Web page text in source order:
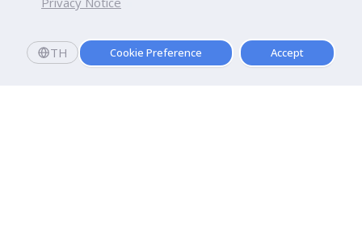
TH Cookie Preference Accept